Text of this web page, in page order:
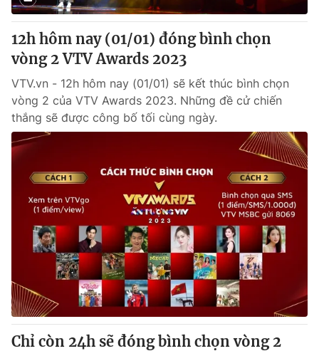
12h hôm nay (01/01) đóng bình chọn
vòng 2 VTV Awards 2023
VTV.vn - 12h hôm nay (01/01) sẽ kết thúc bình chọn
vòng 2 của VTV Awards 2023. Những đề cử chiến
thắng sẽ được công bố tối cùng ngày.
Chỉ còn 24h sẽ đóng bình chọn vòng 2